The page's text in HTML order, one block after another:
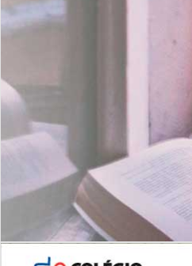
Leituras Literárias
Com imersão
Finais
6º AO 9º ANO
Inglês: